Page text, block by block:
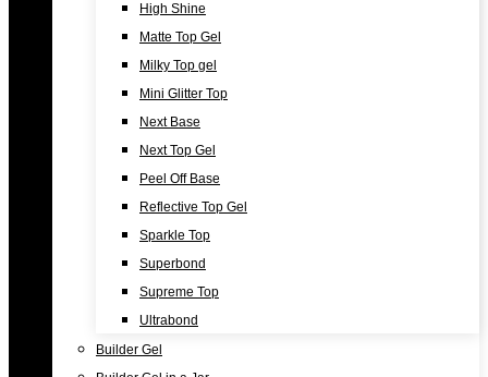
High Shine
Matte Top Gel
Milky Top gel
Mini Glitter Top
Next Base
Next Top Gel
Peel Off Base
Reflective Top Gel
Sparkle Top
Superbond
Supreme Top
Ultrabond
Builder Gel